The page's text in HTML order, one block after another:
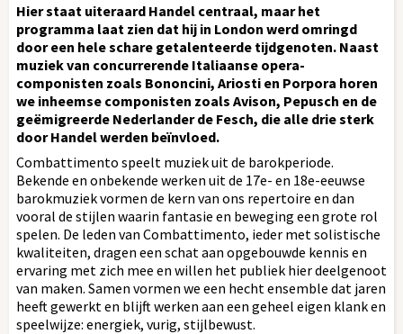
Hier staat uiteraard Handel centraal, maar het
programma laat zien dat hij in London werd omringd
door een hele schare getalenteerde tijdgenoten. Naast
muziek van concurrerende Italiaanse opera-
componisten zoals Bononcini, Ariosti en Porpora horen
we inheemse componisten zoals Avison, Pepusch en de
geëmigreerde Nederlander de Fesch, die alle drie sterk
door Handel werden beïnvloed.
Combattimento speelt muziek uit de barokperiode.
Bekende en onbekende werken uit de 17e- en 18e-eeuwse
barokmuziek vormen de kern van ons repertoire en dan
vooral de stijlen waarin fantasie en beweging een grote rol
spelen. De leden van Combattimento, ieder met solistische
kwaliteiten, dragen een schat aan opgebouwde kennis en
ervaring met zich mee en willen het publiek hier deelgenoot
van maken. Samen vormen we een hecht ensemble dat jaren
heeft gewerkt en blijft werken aan een geheel eigen klank en
speelwijze: energiek, vurig, stijlbewust.